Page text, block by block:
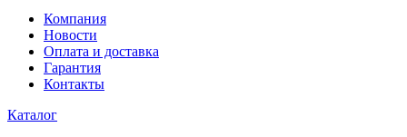
Компания
Новости
Оплата и доставка
Гарантия
Контакты
Каталог